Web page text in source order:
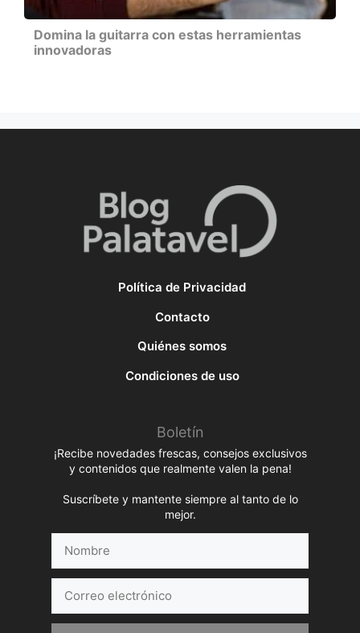
Domina la guitarra con estas herramientas
innovadoras
Política de Privacidad
Contacto
Quiénes somos
Condiciones de uso
Boletín
¡Recibe novedades frescas, consejos exclusivos
y contenidos que realmente valen la pena!
Suscríbete y mantente siempre al tanto de lo
mejor.
electrónico